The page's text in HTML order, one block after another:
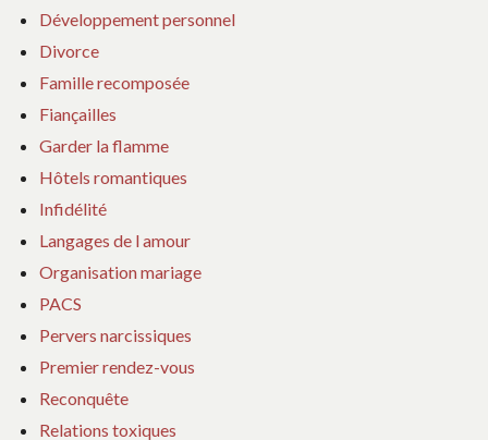
Développement personnel
Divorce
Famille recomposée
Fiançailles
Garder la flamme
Hôtels romantiques
Infidélité
Langages de l amour
Organisation mariage
PACS
Pervers narcissiques
Premier rendez-vous
Reconquête
Relations toxiques